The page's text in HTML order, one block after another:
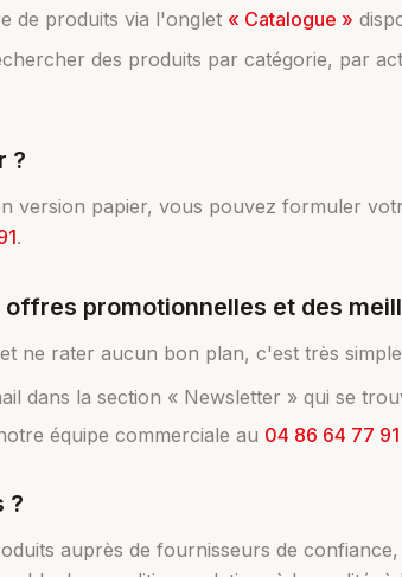
de produits via l'onglet « Catalogue »
des produits par catégorie, par
?
version papier, vous pouvez formuler
.
promotionnelles et des
ne rater aucun bon plan, c'est très
dans la section « Newsletter » qui se
équipe commerciale au 04 86 64 77 91
?
auprès de fournisseurs de